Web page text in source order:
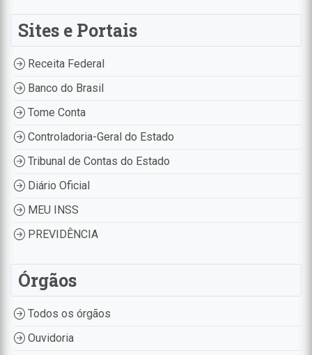
Sites e Portais
Receita Federal
Banco do Brasil
Tome Conta
Controladoria-Geral do Estado
Tribunal de Contas do Estado
Diário Oficial
MEU INSS
PREVIDÊNCIA
Órgãos
Todos os órgãos
Ouvidoria